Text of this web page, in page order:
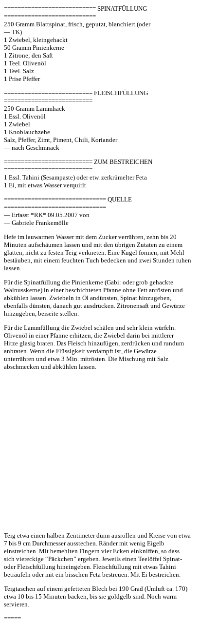
=========================== SPINATFÜLLUNG
===========================
250 Gramm Blattspinat, frisch, geputzt, blanchiert (oder
— TK)
1 Zwiebel, kleingehackt
50 Gramm Pinienkerne
1 Zitrone; den Saft
1 Teel. Olivenöl
1 Teel. Salz
1 Prise Pfeffer
========================== FLEISCHFÜLLUNG
==========================
250 Gramm Lammhack
1 Essl. Olivenöl
1 Zwiebel
1 Knoblauchzehe
Salz, Pfeffer, Zimt, Piment, Chili, Koriander
— nach Geschmnack
========================== ZUM BESTREICHEN
==========================
1 Essl. Tahini (Sesampaste) oder etw. zerkrümelter Feta
1 Ei, mit etwas Wasser verquirlt
============================== QUELLE
==============================
— Erfasst *RK* 09.05.2007 von
— Gabriele Frankemölle
Hefe im lauwarmen Wasser mit dem Zucker verrühren, zehn bis 20
Minuten aufschäumen lassen und mit den übrigen Zutaten zu einem
glatten, nicht zu festen Teig verkneten. Eine Kugel formen, mit Mehl
bestäuben, mit einem feuchten Tuch bedecken und zwei Stunden ruhen
lassen.
Für die Spinatfüllung die Pinienkerne (Gabi: oder grob gehackte
Walnusskerne) in einer beschichteten Pfanne ohne Fett anrösten und
abkühlen lassen. Zwiebeln in Öl andünsten, Spinat hinzugeben,
ebenfalls dünsten, danach gut ausdrücken. Zitronensaft und Gewürze
hinzugeben, beiseite stellen.
Für die Lammfüllung die Zwiebel schälen und sehr klein würfeln.
Olivenöl in einer Pfanne erhitzen, die Zwiebel darin bei mittlerer
Hitze glasig braten. Das Fleisch hinzufügen, zerdrücken und rundum
anbraten. Wenn die Flüssigkeit verdampft ist, die Gewürze
unterrühren und etwa 3 Min. mitrösten. Die Mischung mit Salz
abschmecken und abkühlen lassen.
Teig etwa einen halben Zentimeter dünn ausrollen und Kreise von etwa
7 bis 9 cm Durchmesser ausstechen. Ränder mit wenig Eigelb
einstreichen. Mit bemehlten Fingern vier Ecken einkniffen, so dass
sich viereckige “Päckchen” ergeben. Jeweils einen Teelöffel Spinat-
oder Fleischfüllung hineingeben. Fleischfüllung mit etwas Tahini
beträufeln oder mit ein bisschen Feta bestreuen. Mit Ei bestreichen.
Teigtaschen auf einem gefetteten Blech bei 190 Grad (Umluft ca. 170)
etwa 10 bis 15 Minuten backen, bis sie goldgelb sind. Noch warm
servieren.
=====